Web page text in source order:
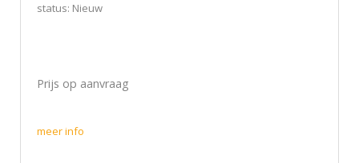
status: Nieuw
Prijs op aanvraag
meer info